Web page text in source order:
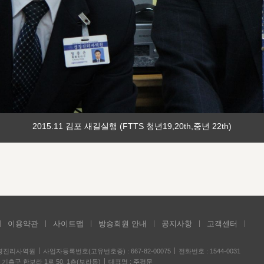
2015.11 김포 새길실행 (FTTS 청년19,20th,중년 22th)
이용약관 사이트맵 방송회원 안내 공지사항 고객센터
리사역원 사업자등록번호(고유번호증) : 667-82-00075
전화번호 : 1544-0031
흥구 한보라 1로 50, 1층(보라동)
대표명 : 주평문